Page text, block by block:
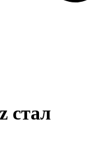
стал